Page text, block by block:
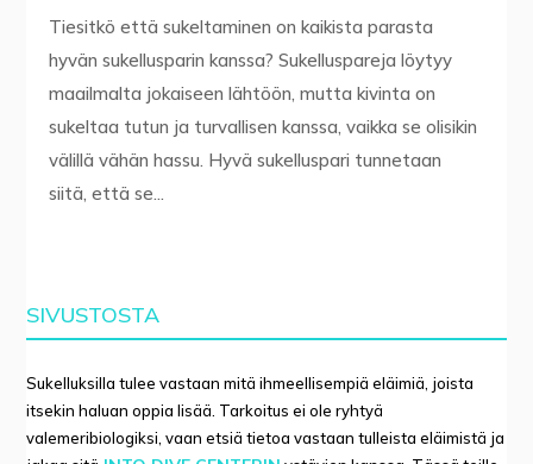
Tiesitkö että sukeltaminen on kaikista parasta
hyvän sukellusparin kanssa? Sukelluspareja löytyy
maailmalta jokaiseen lähtöön, mutta kivinta on
sukeltaa tutun ja turvallisen kanssa, vaikka se olisikin
välillä vähän hassu. Hyvä sukelluspari tunnetaan
siitä, että se...
SIVUSTOSTA
Sukelluksilla tulee vastaan mitä ihmeellisempiä eläimiä, joista
itsekin haluan oppia lisää. Tarkoitus ei ole ryhtyä
valemeribiologiksi, vaan etsiä tietoa vastaan tulleista eläimistä ja